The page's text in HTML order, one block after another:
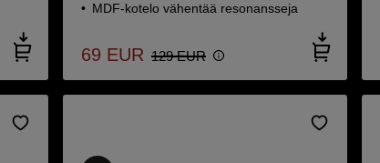
MDF-kotelo vähentää resonansseja
69 EUR 129 EUR